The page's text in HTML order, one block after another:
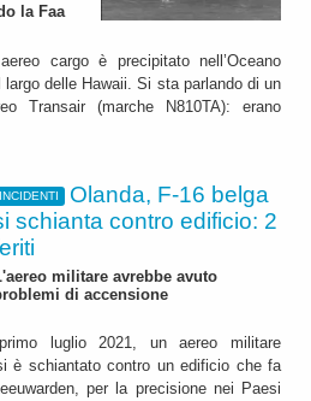
la Faa
cargo è precipitato nell’Oceano
delle Hawaii. Si sta parlando di un
Transair (marche N810TA): erano
INCIDENTI
Olanda, F-16 belga
schianta contro edificio: 2
militare avrebbe avuto
di accensione
luglio 2021, un aereo militare
è schiantato contro un edificio che fa
per la precisione nei Paesi